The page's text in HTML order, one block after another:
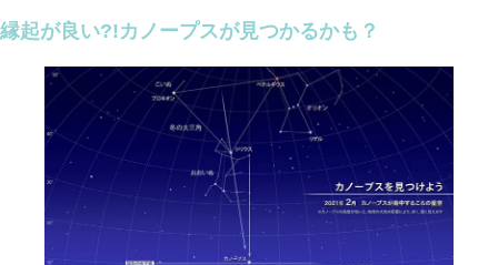
縁起が良い?!カノープスが見つかるかも？